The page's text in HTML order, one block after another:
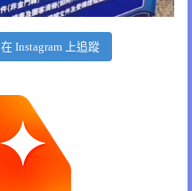
在 Instagram 上追蹤